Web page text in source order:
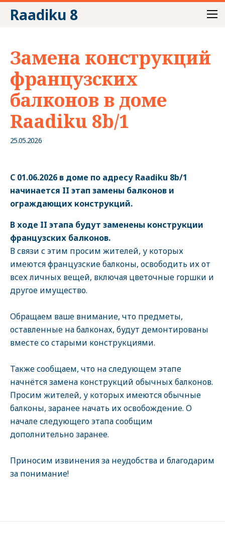
Raadiku 8
Замена конструкций
французских
балконов в доме
Raadiku 8b/1
25.05.2026
С 01.06.2026 в доме по адресу Raadiku 8b/1
начинается II этап замены балконов и
ограждающих конструкций.
В ходе II этапа будут заменены конструкции
французских балконов.
В связи с этим просим жителей, у которых
имеются французские балконы, освободить их от
всех личных вещей, включая цветочные горшки и
другое имущество.
Обращаем ваше внимание, что предметы,
оставленные на балконах, будут демонтированы
вместе со старыми конструкциями.
Также сообщаем, что на следующем этапе
начнётся замена конструкций обычных балконов.
Просим жителей, у которых имеются обычные
балконы, заранее начать их освобождение. О
начале следующего этапа сообщим
дополнительно заранее.
Приносим извинения за неудобства и благодарим
за понимание!